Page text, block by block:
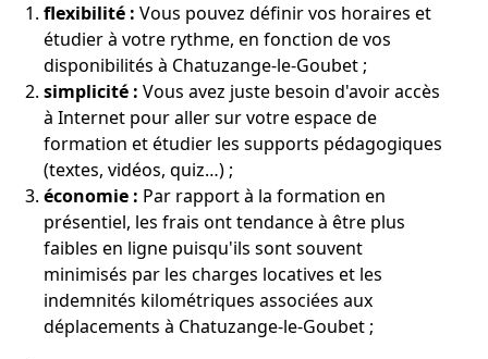
flexibilité : Vous pouvez définir vos horaires et
étudier à votre rythme, en fonction de vos
disponibilités à Chatuzange-le-Goubet ;
simplicité : Vous avez juste besoin d'avoir accès
à Internet pour aller sur votre espace de
formation et étudier les supports pédagogiques
(textes, vidéos, quiz…) ;
économie : Par rapport à la formation en
présentiel, les frais ont tendance à être plus
faibles en ligne puisqu'ils sont souvent
minimisés par les charges locatives et les
indemnités kilométriques associées aux
déplacements à Chatuzange-le-Goubet ;